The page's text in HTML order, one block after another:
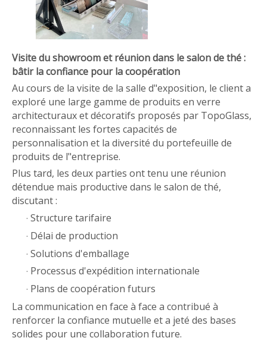
Visite du showroom et réunion dans le salon de thé :
bâtir la confiance pour la coopération
Au cours de la visite de la salle d"exposition, le client a
exploré une large gamme de produits en verre
architecturaux et décoratifs proposés par TopoGlass,
reconnaissant les fortes capacités de
personnalisation et la diversité du portefeuille de
produits de l"entreprise.
Plus tard, les deux parties ont tenu une réunion
détendue mais productive dans le salon de thé,
discutant :
· Structure tarifaire
· Délai de production
· Solutions d'emballage
· Processus d'expédition internationale
· Plans de coopération futurs
La communication en face à face a contribué à
renforcer la confiance mutuelle et a jeté des bases
solides pour une collaboration future.